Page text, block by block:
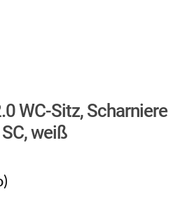
WC-Sitz, Scharniere
weiß